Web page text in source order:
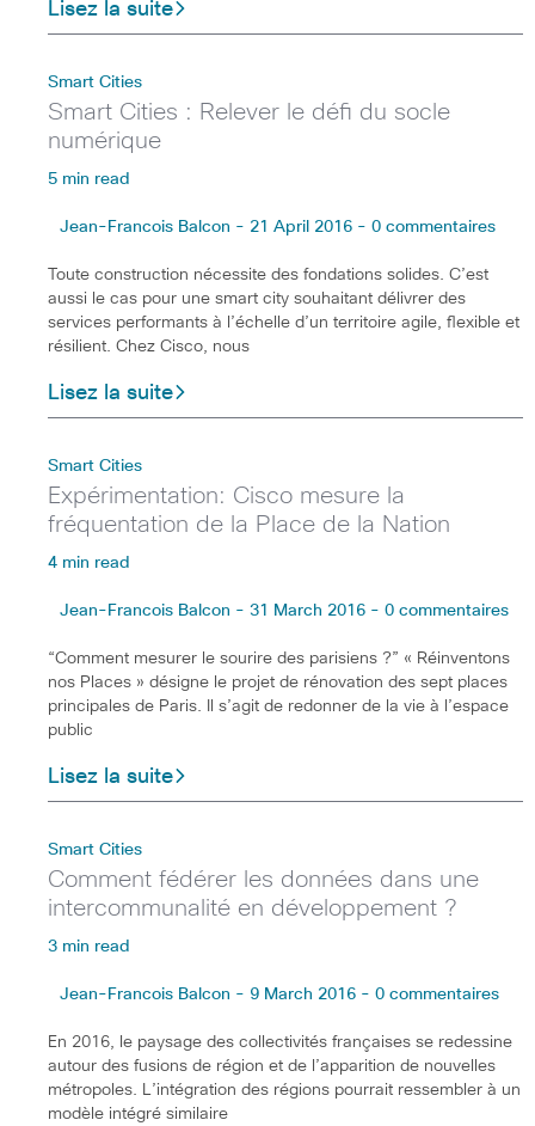
Lisez la suite
Smart Cities
Smart Cities : Relever le défi du socle
numérique
5 min read
Jean-Francois Balcon - 21 April 2016 - 0 commentaires
Toute construction nécessite des fondations solides. C’est
aussi le cas pour une smart city souhaitant délivrer des
services performants à l’échelle d’un territoire agile, flexible et
résilient. Chez Cisco, nous
Lisez la suite
Smart Cities
Expérimentation: Cisco mesure la
fréquentation de la Place de la Nation
4 min read
Jean-Francois Balcon - 31 March 2016 - 0 commentaires
“Comment mesurer le sourire des parisiens ?” « Réinventons
nos Places » désigne le projet de rénovation des sept places
principales de Paris. Il s’agit de redonner de la vie à l’espace
public
Lisez la suite
Smart Cities
Comment fédérer les données dans une
intercommunalité en développement ?
3 min read
Jean-Francois Balcon - 9 March 2016 - 0 commentaires
En 2016, le paysage des collectivités françaises se redessine
autour des fusions de région et de l’apparition de nouvelles
métropoles. L’intégration des régions pourrait ressembler à un
modèle intégré similaire